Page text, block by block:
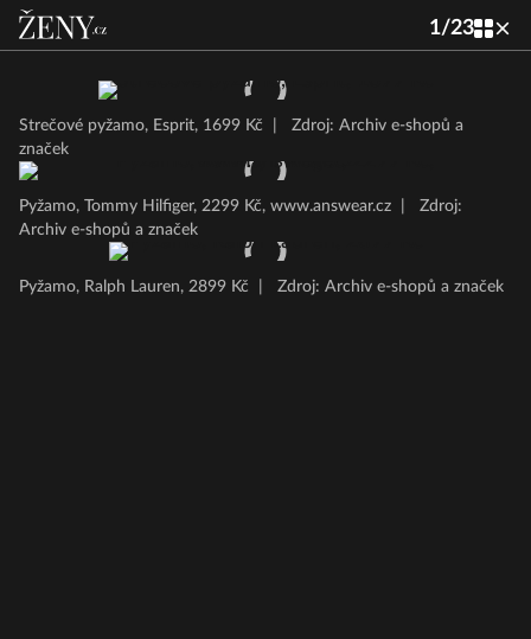
1/23
Strečové pyžamo, Esprit, 1699 Kč
Zdroj: Archiv e-shopů a
značek
Pyžamo, Tommy Hilfiger, 2299 Kč, www.answear.cz
Zdroj:
Archiv e-shopů a značek
Pyžamo, Ralph Lauren, 2899 Kč Zdroj: Archiv e-shopů a značek